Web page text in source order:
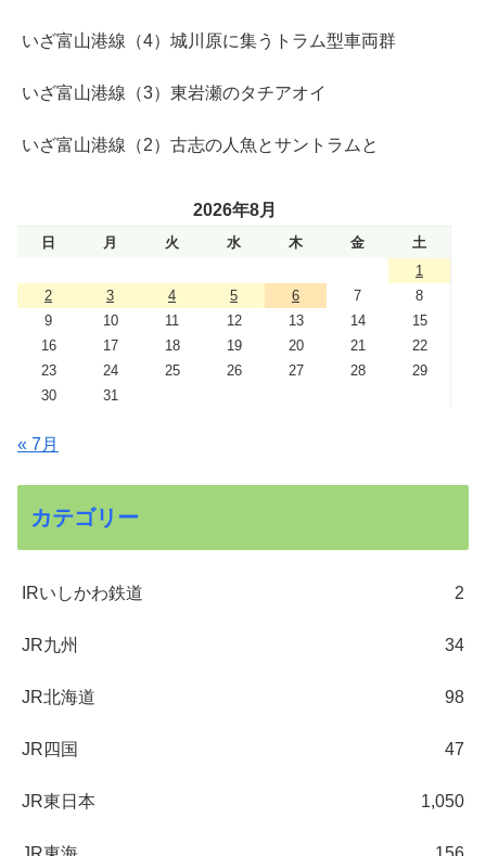
いざ富山港線（4）城川原に集うトラム型車両群
いざ富山港線（3）東岩瀬のタチアオイ
いざ富山港線（2）古志の人魚とサントラムと
2026年8月
日 月 火 水 木 金
土
1
2
3 4 5 6 7
8
9
10 11 12 13 14
15
16
17 18 19 20 21
22
23
24 25 26 27 28
29
30
31
« 7月
カテゴリー
IRいしかわ鉄道 2
JR九州 34
JR北海道 98
JR四国 47
JR東日本 1,050